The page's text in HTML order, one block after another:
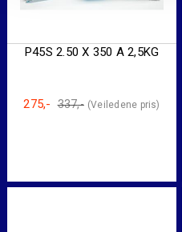
P45S 2.50 X 350 A 2,5KG
337,-
Original
275,-
Current